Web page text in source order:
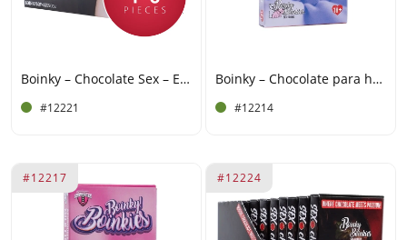
Boinky – Chocolate Sex – Exposición de 10 tabletas
#12221
Boinky – Chocolate para hombres
#12214
#12217 #12224